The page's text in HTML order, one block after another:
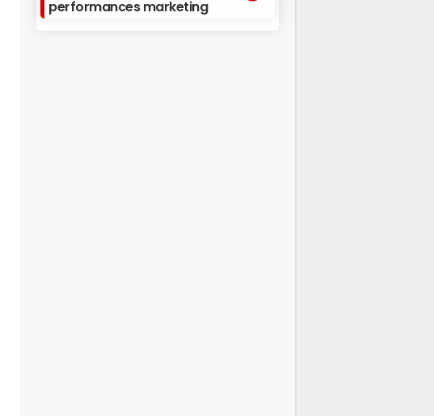
performances marketing